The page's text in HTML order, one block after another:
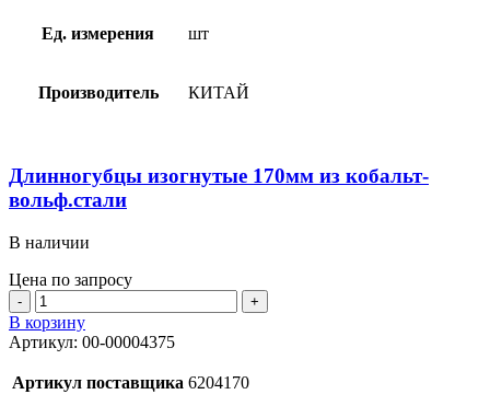
Ед. измерения шт
Производитель КИТАЙ
Длинногубцы изогнутые 170мм из кобальт-
вольф.стали
В наличии
Цена по запросу
Количество
товара
Длинногубцы
изогнутые
170мм
В корзину
Артикул: 00-00004375
Артикул поставщика 6204170